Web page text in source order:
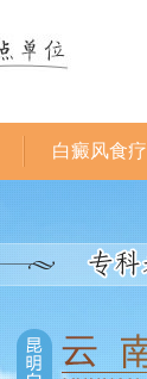
白癜风食疗